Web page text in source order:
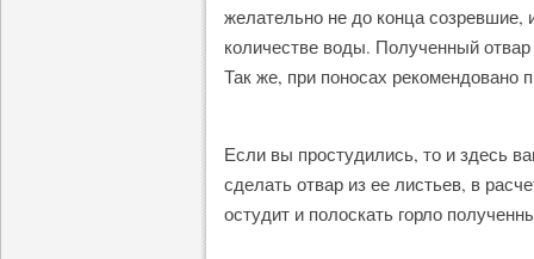
желательно не до конца
количестве воды. Полученный
Так же, при поносах рекомендовано
Если вы простудились, то и здесь
сделать отвар из ее листьев, в
остудит и полоскать горло